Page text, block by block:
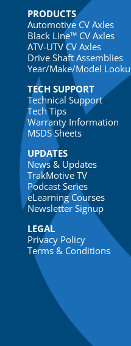
PRODUCTS
Automotive CV Axles
Black Line™ CV Axles
ATV-UTV CV Axles
Drive Shaft Assemblies
Year/Make/Model
TECH SUPPORT
Technical Support
Tech Tips
Warranty Information
MSDS Sheets
UPDATES
News & Updates
TrakMotive TV
Podcast Series
eLearning Courses
Newsletter Signup
LEGAL
Privacy Policy
Terms & Conditions